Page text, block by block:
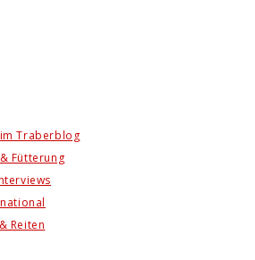
Traberblog
Fütterung
Reiten